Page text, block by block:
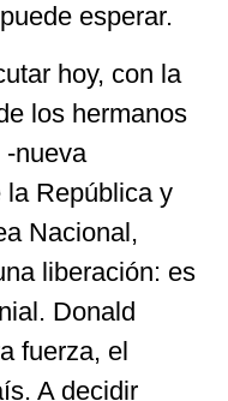
esperar.
hoy, con la
los hermanos
nueva
la República y
Nacional,
liberación: es
Donald
fuerza, el
A decidir